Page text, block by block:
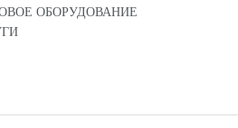
ОБОРУДОВАНИЕ